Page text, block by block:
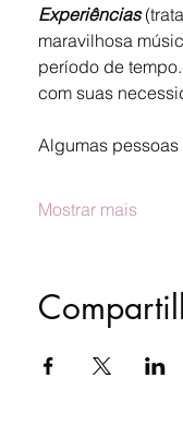
Experiências
maravilhosa
período de
com suas
Algumas
Mostrar mais